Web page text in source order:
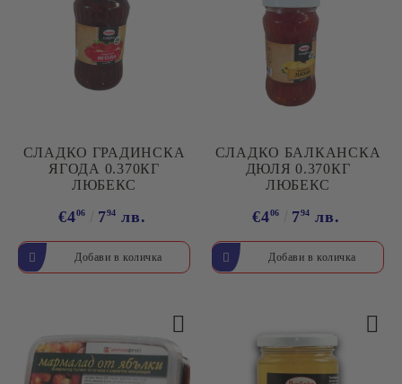
СЛАДКО ГРАДИНСКА
ЯГОДА 0.370КГ
ЛЮБЕКС
€406 794 лв.
СЛАДКО БАЛКАНСКА
ДЮЛЯ 0.370КГ
ЛЮБЕКС
€406 794 лв.